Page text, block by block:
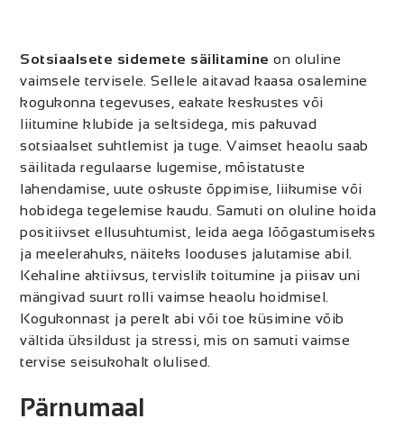
Sotsiaalsete sidemete säilitamine on oluline
vaimsele tervisele. Sellele aitavad kaasa osalemine
kogukonna tegevuses, eakate keskustes või
liitumine klubide ja seltsidega, mis pakuvad
sotsiaalset suhtlemist ja tuge. Vaimset heaolu saab
säilitada regulaarse lugemise, mõistatuste
lahendamise, uute oskuste õppimise, liikumise või
hobidega tegelemise kaudu. Samuti on oluline hoida
positiivset ellusuhtumist, leida aega lõõgastumiseks
ja meelerahuks, näiteks looduses jalutamise abil.
Kehaline aktiivsus, tervislik toitumine ja piisav uni
mängivad suurt rolli vaimse heaolu hoidmisel.
Kogukonnast ja perelt abi või toe küsimine võib
vältida üksildust ja stressi, mis on samuti vaimse
tervise seisukohalt olulised.
Pärnumaal